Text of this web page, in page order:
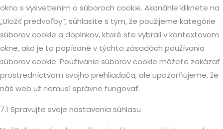
rôzne
okno s vysvetlením o súboroch cookie. Akonáhle kliknete na
„Uložiť predvoľby“, súhlasíte s tým, že použijeme kategórie
súborov cookie a doplnkov, ktoré ste vybrali v kontextovom
okne, ako je to popísané v týchto zásadách používania
súborov cookie. Používanie súborov cookie môžete zakázať
prostredníctvom svojho prehliadača, ale upozorňujeme, že
náš web už nemusí správne fungovať.
7.1 Spravujte svoje nastavenia súhlasu